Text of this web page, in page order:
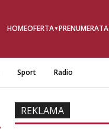
HOMEOFERTA PRENUMERATA
Sport Radio
REKLAMA